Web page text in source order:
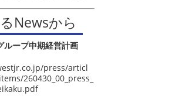
Newsから
ループ中期経営計画
press/articl
260430_00_press_